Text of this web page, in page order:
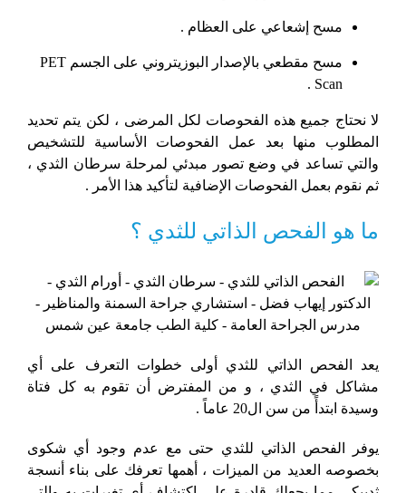
مسح إشعاعي على العظام .
مسح مقطعي بالإصدار البوزيتروني على الجسم PET
Scan .
لا نحتاج جميع هذه الفحوصات لكل المرضى ، لكن يتم تحديد
المطلوب منها بعد عمل الفحوصات الأساسية للتشخيص
والتي تساعد في وضع تصور مبدئي لمرحلة سرطان الثدي ،
ثم نقوم بعمل الفحوصات الإضافية لتأكيد هذا الأمر .
ما هو الفحص الذاتي للثدي ؟
يعد الفحص الذاتي للثدي أولى خطوات التعرف على أي
مشاكل في الثدي ، و من المفترض أن تقوم به كل فتاة
وسيدة ابتدأً من سن ال20 عاماً .
يوفر الفحص الذاتي للثدي حتى مع عدم وجود أي شكوى
بخصوصه العديد من الميزات ، أهمها تعرفك على بناء أنسجة